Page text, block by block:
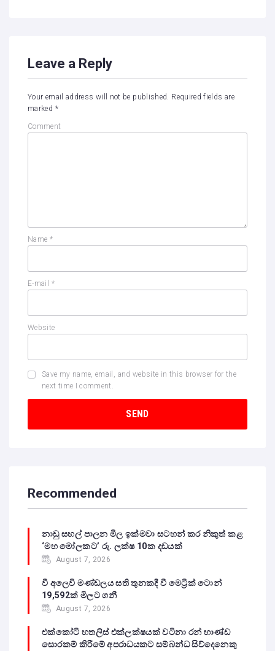
Leave a Reply
Your email address will not be published.
Required fields are
marked *
Comment
Name *
E-mail *
Website
Save my name, email, and website in this browser for the
next time I comment.
Recommended
නාඩු සහල් පාලන මිල ඉක්මවා සටහන් කර නිකුත් කළ
‘මහ මෝලකට’ රු. ලක්ෂ 10ක දඩයක්
August 7, 2026
වී අලෙවි මණ්ඩලය සති තුනකදී වී මෙට්‍රික් ටොන්
19,592ක් මිලට ගනී
August 7, 2026
එක්කෝටි හතලිස් එක්ලක්ෂයක් වටිනා රන් භාණ්ඩ
සොරකම් කිරීමේ අපරාධයකට සම්බන්ධ සිව්දෙනෙකු